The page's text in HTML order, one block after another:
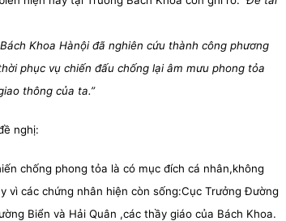
Khoa Hànội đã nghiên cứu thành công phương
phục vụ chiến đấu chống lại âm mưu phong tỏa
thông của ta.”
nghị:
chống phong tỏa là có mục đích cá nhân,không
vì các chứng nhân hiện còn sống:Cục Trưởng Đường
Biển và Hải Quân ,các thầy giáo của Bách Khoa.